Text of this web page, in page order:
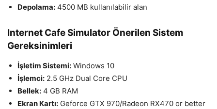
Depolama: 4500 MB kullanılabilir alan
Internet Cafe Simulator Önerilen Sistem
Gereksinimleri
İşletim Sistemi: Windows 10
İşlemci: 2.5 GHz Dual Core CPU
Bellek: 4 GB RAM
Ekran Kartı: Geforce GTX 970/Radeon RX470 or better